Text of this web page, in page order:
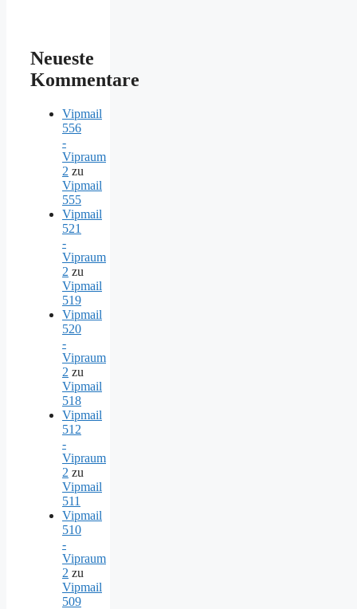
Neueste
Kommentare
Vipmail
556
-
Vipraum
2 zu
Vipmail
555
Vipmail
521
-
Vipraum
2 zu
Vipmail
519
Vipmail
520
-
Vipraum
2 zu
Vipmail
518
Vipmail
512
-
Vipraum
2 zu
Vipmail
511
Vipmail
510
-
Vipraum
2 zu
Vipmail
509